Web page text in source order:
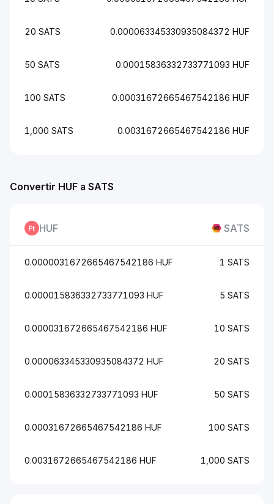
20 SATS 0.000063345330935084372 HUF
50 SATS 0.00015836332733771093 HUF
100 SATS 0.00031672665467542186 HUF
1,000 SATS 0.0031672665467542186 HUF
Convertir HUF a SATS
HUF SATS
0.0000031672665467542186 HUF 1 SATS
0.000015836332733771093 HUF 5 SATS
0.000031672665467542186 HUF 10 SATS
0.000063345330935084372 HUF 20 SATS
0.00015836332733771093 HUF 50 SATS
0.00031672665467542186 HUF 100 SATS
0.0031672665467542186 HUF 1,000 SATS